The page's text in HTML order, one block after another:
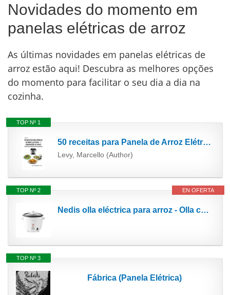
Novidades do momento em
panelas elétricas de arroz
As últimas novidades em panelas elétricas de
arroz estão aqui! Descubra as melhores opções
do momento para facilitar o seu dia a dia na
cozinha.
TOP Nº 1
50 receitas para Panela de Arroz Elétrica: 1 - Combinaões de Arroz (Receitas para Panela Elétrica...
Levy, Marcello (Author)
EN OFERTA
TOP Nº 2
Nedis olla eléctrica para arroz - Olla con vaporera y tapa de cristal - Prepara arroz y verduras...
TOP Nº 3
Fábrica (Panela Elétrica)